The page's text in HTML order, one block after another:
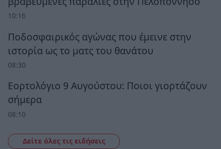
10:16
Ποδοσφαιρικός αγώνας που έμεινε στην
ιστορία ως το ματς του θανάτου
08:30
Εορτολόγιο 9 Αυγούστου: Ποιοι γιορτάζουν
σήμερα
08:10
Δείτε όλες τις ειδήσεις